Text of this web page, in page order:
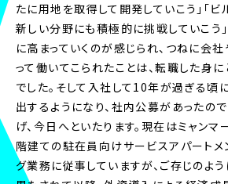
2024.10.2
インターンシップ過去参
を更新しました。2025年
タビューを初公開。
2024.9.1
2024年度 5Daysインター
始しました。※募集要項は
ジ をご覧ください
たに用地を取得して開発していこう」「ビ
新しい分野にも積極的に挑戦していこう
に高まっていくのが感じられ、つねに会
って働いてこられたことは、転職した身
でした。そして入社して10年が過ぎる頃
出するようになり、社内公募があったの
げ、今日へといたります。現在はミャン
階建ての駐在員向けサービスアパートメ
グ業務に従事していますが、ご存じのよ